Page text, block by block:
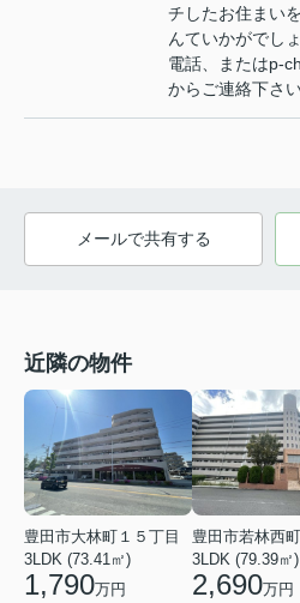
チしたお住まい
んていかがでし
電話、またはp-
からご連絡下さい
メールで共有する
近隣の物件
豊田市大林町１５丁目
3LDK (73.41㎡)
1,790万円
豊田市若林西
3LDK (79.39㎡)
2,690万円